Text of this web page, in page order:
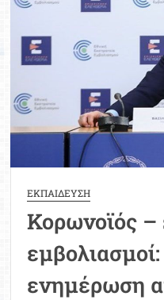
ΕΚΠΑΙΔΕΥΣΗ
Κορωνοϊός
ενημέρωση